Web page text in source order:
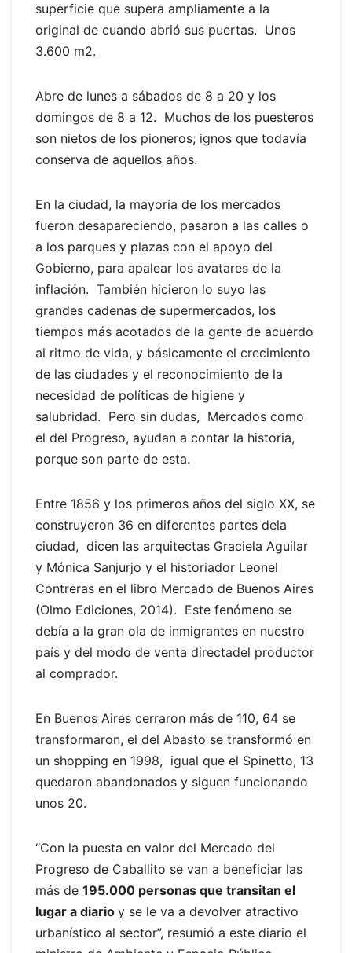
superficie que supera ampliamente a la
original de cuando abrió sus puertas. Unos
3.600 m2.
Abre de lunes a sábados de 8 a 20 y los
domingos de 8 a 12. Muchos de los puesteros
son nietos de los pioneros; ignos que todavía
conserva de aquellos años.
En la ciudad, la mayoría de los mercados
fueron desapareciendo, pasaron a las calles o
a los parques y plazas con el apoyo del
Gobierno, para apalear los avatares de la
inflación. También hicieron lo suyo las
grandes cadenas de supermercados, los
tiempos más acotados de la gente de acuerdo
al ritmo de vida, y básicamente el crecimiento
de las ciudades y el reconocimiento de la
necesidad de políticas de higiene y
salubridad. Pero sin dudas, Mercados como
el del Progreso, ayudan a contar la historia,
porque son parte de esta.
Entre 1856 y los primeros años del siglo XX, se
construyeron 36 en diferentes partes dela
ciudad, dicen las arquitectas Graciela Aguilar
y Mónica Sanjurjo y el historiador Leonel
Contreras en el libro Mercado de Buenos Aires
(Olmo Ediciones, 2014). Este fenómeno se
debía a la gran ola de inmigrantes en nuestro
país y del modo de venta directadel productor
al comprador.
En Buenos Aires cerraron más de 110, 64 se
transformaron, el del Abasto se transformó en
un shopping en 1998, igual que el Spinetto, 13
quedaron abandonados y siguen funcionando
unos 20.
“Con la puesta en valor del Mercado del
Progreso de Caballito se van a beneficiar las
más de 195.000 personas que transitan el
lugar a diario y se le va a devolver atractivo
urbanístico al sector”, resumió a este diario el